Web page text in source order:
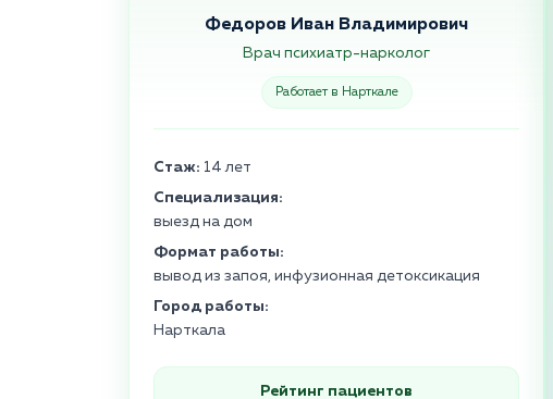
Федоров Иван Владимирович
Врач психиатр-нарколог
Работает в Нарткале
Стаж: 14 лет
Специализация:
выезд на дом
Формат работы:
вывод из запоя, инфузионная детоксикация
Город работы:
Нарткала
Рейтинг пациентов